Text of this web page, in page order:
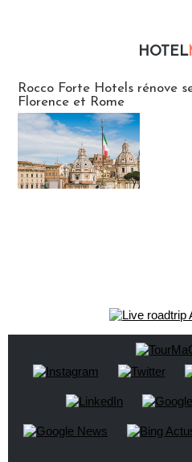
HOTEL
Rocco Forte Hotels rénove
Florence et Rome